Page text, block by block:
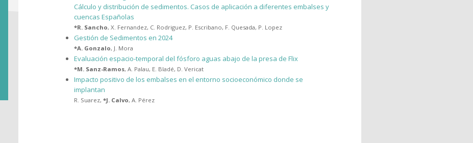
Cálculo y distribución de sedimentos. Casos de aplicación a diferentes embalses y
cuencas Españolas
*R. Sancho, X. Fernandez, C. Rodriguez, P. Escribano, F. Quesada, P. Lopez
Gestión de Sedimentos en 2024
*A. Gonzalo, J. Mora
Evaluación espacio-temporal del fósforo aguas abajo de la presa de Flix
*M. Sanz-Ramos, A. Palau, E. Bladé, D. Vericat
Impacto positivo de los embalses en el entorno socioeconómico donde se
implantan
R. Suarez, *J. Calvo, A. Pérez